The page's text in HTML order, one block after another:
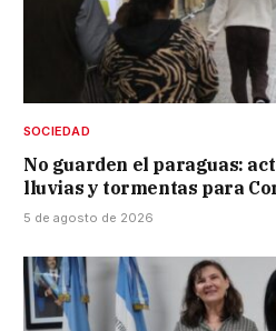
SOCIEDAD
No guarden el paraguas:
lluvias y tormentas para
5 de agosto de 2026